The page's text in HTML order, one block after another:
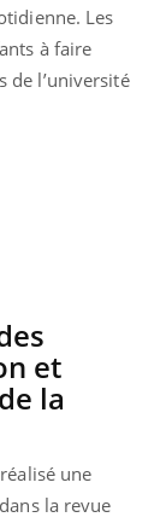
Les
à faire
de l’université
et
la
une
la revue